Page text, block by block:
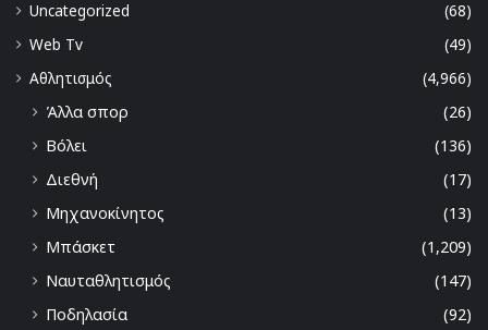
Uncategorized
(68)
Web Tv
(49)
Αθλητισμός
(4,966)
Άλλα σπορ
(26)
Βόλει
(136)
Διεθνή
(17)
Μηχανοκίνητος
(13)
Μπάσκετ
(1,209)
Ναυταθλητισμός
(147)
Ποδηλασία
(92)